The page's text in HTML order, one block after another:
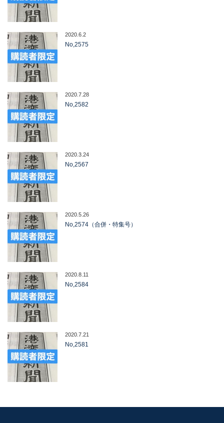
2020.6.2
No,2575
2020.7.28
No,2582
2020.3.24
No,2567
2020.5.26
No,2574（合併・特集号）
2020.8.11
No,2584
2020.7.21
No,2581